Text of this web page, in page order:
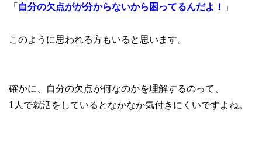
「 自分の欠点がが分からないから困ってるんだよ！ 」
このように思われる方もいると思います。
確かに、自分の欠点が何なのかを理解するのって、
1人で就活をしているとなかなか気付きにくいですよね。